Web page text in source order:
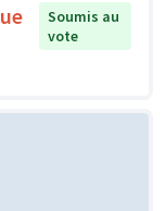
Soumis au
vote